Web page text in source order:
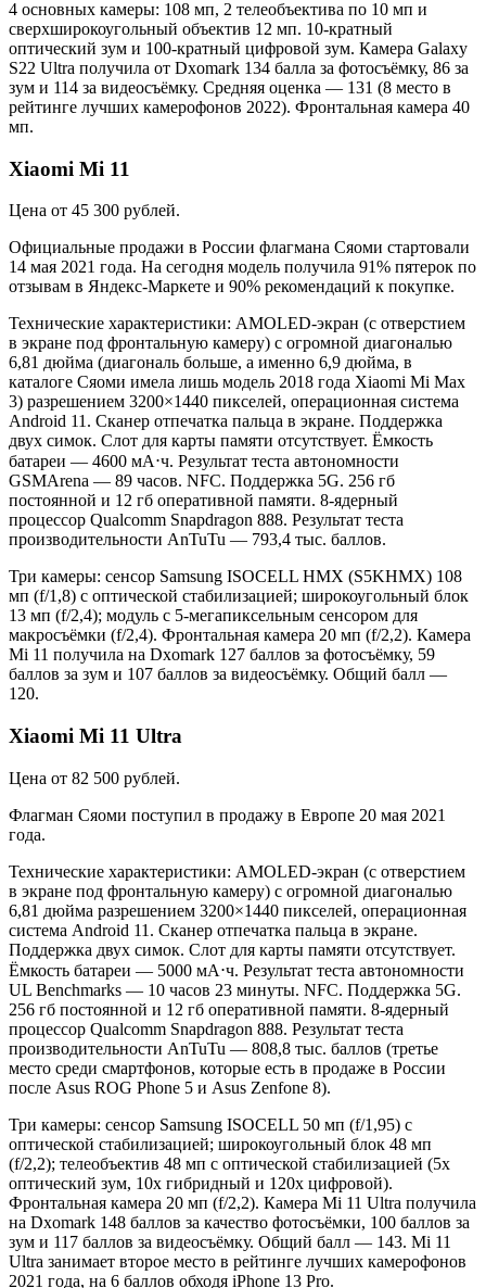
4 основных камеры: 108 мп, 2 телеобъектива по 10 мп и
сверхширокоугольный объектив 12 мп. 10-кратный
оптический зум и 100-кратный цифровой зум. Камера Galaxy
S22 Ultra получила от Dxomark 134 балла за фотосъёмку, 86 за
зум и 114 за видеосъёмку. Средняя оценка — 131 (8 место в
рейтинге лучших камерофонов 2022). Фронтальная камера 40
мп.
Xiaomi Mi 11
Цена от 45 300 рублей.
Официальные продажи в России флагмана Сяоми стартовали
14 мая 2021 года. На сегодня модель получила 91% пятерок по
отзывам в Яндекс-Маркете и 90% рекомендаций к покупке.
Технические характеристики: AMOLED-экран (с отверстием
в экране под фронтальную камеру) с огромной диагональю
6,81 дюйма (диагональ больше, а именно 6,9 дюйма, в
каталоге Сяоми имела лишь модель 2018 года Xiaomi Mi Max
3) разрешением 3200×1440 пикселей, операционная система
Android 11. Сканер отпечатка пальца в экране. Поддержка
двух симок. Слот для карты памяти отсутствует. Ёмкость
батареи — 4600 мА⋅ч. Результат теста автономности
GSMArena — 89 часов. NFC. Поддержка 5G. 256 гб
постоянной и 12 гб оперативной памяти. 8-ядерный
процессор Qualcomm Snapdragon 888. Результат теста
производительности AnTuTu — 793,4 тыс. баллов.
Три камеры: сенсор Samsung ISOCELL HMX (S5KHMX) 108
мп (f/1,8) с оптической стабилизацией; широкоугольный блок
13 мп (f/2,4); модуль с 5-мегапиксельным сенсором для
макросъёмки (f/2,4). Фронтальная камера 20 мп (f/2,2). Камера
Mi 11 получила на Dxomark 127 баллов за фотосъёмку, 59
баллов за зум и 107 баллов за видеосъёмку. Общий балл —
120.
Xiaomi Mi 11 Ultra
Цена от 82 500 рублей.
Флагман Сяоми поступил в продажу в Европе 20 мая 2021
года.
Технические характеристики: AMOLED-экран (с отверстием
в экране под фронтальную камеру) с огромной диагональю
6,81 дюйма разрешением 3200×1440 пикселей, операционная
система Android 11. Сканер отпечатка пальца в экране.
Поддержка двух симок. Слот для карты памяти отсутствует.
Ёмкость батареи — 5000 мА⋅ч. Результат теста автономности
UL Benchmarks — 10 часов 23 минуты. NFC. Поддержка 5G.
256 гб постоянной и 12 гб оперативной памяти. 8-ядерный
процессор Qualcomm Snapdragon 888. Результат теста
производительности AnTuTu — 808,8 тыс. баллов (третье
место среди смартфонов, которые есть в продаже в России
после Asus ROG Phone 5 и Asus Zenfone 8).
Три камеры: сенсор Samsung ISOCELL 50 мп (f/1,95) с
оптической стабилизацией; широкоугольный блок 48 мп
(f/2,2); телеобъектив 48 мп с оптической стабилизацией (5х
оптический зум, 10х гибридный и 120х цифровой).
Фронтальная камера 20 мп (f/2,2). Камера Mi 11 Ultra получила
на Dxomark 148 баллов за качество фотосъёмки, 100 баллов за
зум и 117 баллов за видеосъёмку. Общий балл — 143. Mi 11
Ultra занимает второе место в рейтинге лучших камерофонов
2021 года, на 6 баллов обходя iPhone 13 Pro.